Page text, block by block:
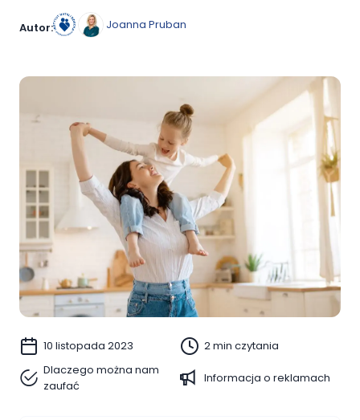
Autor: Joanna Pruban
10 listopada 2023
2 min czytania
Dlaczego można nam
zaufać
Informacja o reklamach